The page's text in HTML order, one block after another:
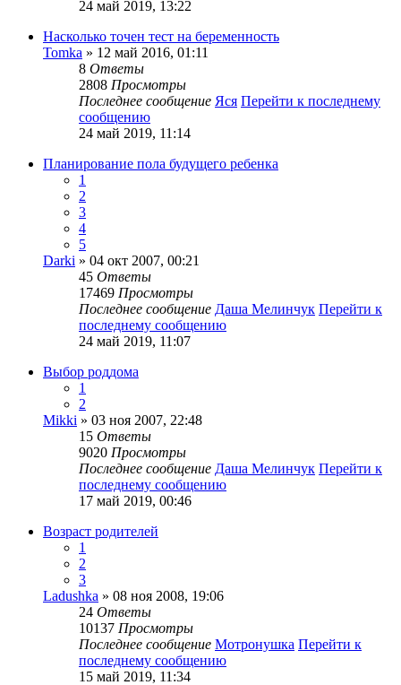
24 май 2019, 13:22
Насколько точен тест на беременность
Tomka » 12 май 2016, 01:11
8 Ответы
2808 Просмотры
Последнее сообщение Яся Перейти к последнему
сообщению
24 май 2019, 11:14
Планирование пола будущего ребенка
1
2
3
4
5
Darki » 04 окт 2007, 00:21
45 Ответы
17469 Просмотры
Последнее сообщение Даша Мелинчук Перейти к
последнему сообщению
24 май 2019, 11:07
Выбор роддома
1
2
Mikki » 03 ноя 2007, 22:48
15 Ответы
9020 Просмотры
Последнее сообщение Даша Мелинчук Перейти к
последнему сообщению
17 май 2019, 00:46
Возраст родителей
1
2
3
Ladushka » 08 ноя 2008, 19:06
24 Ответы
10137 Просмотры
Последнее сообщение Мотронушка Перейти к
последнему сообщению
15 май 2019, 11:34